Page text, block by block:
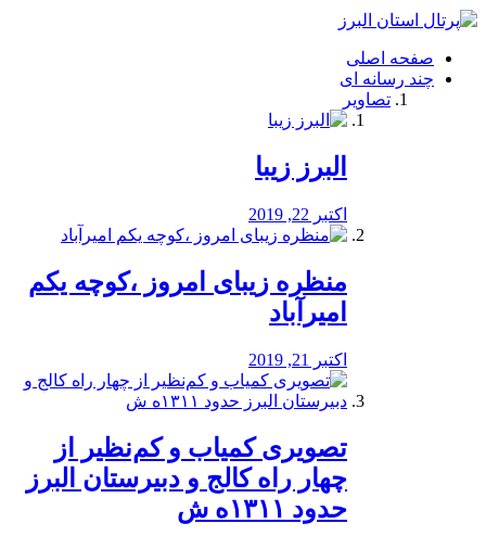
فصد
شرق
تهران
خشکشویی
صفحه اصلی
چند رسانه ای
تصاویر
البرز زیبا
اکتبر 22, 2019
منظره‌‌ زیبای امروز ،کوچه یکم
امیرآباد
اکتبر 21, 2019
️تصویری کمیاب و کم‌نظیر از
چهار راه كالج و دبيرستان البرز
حدود ۱۳۱۱ه ش